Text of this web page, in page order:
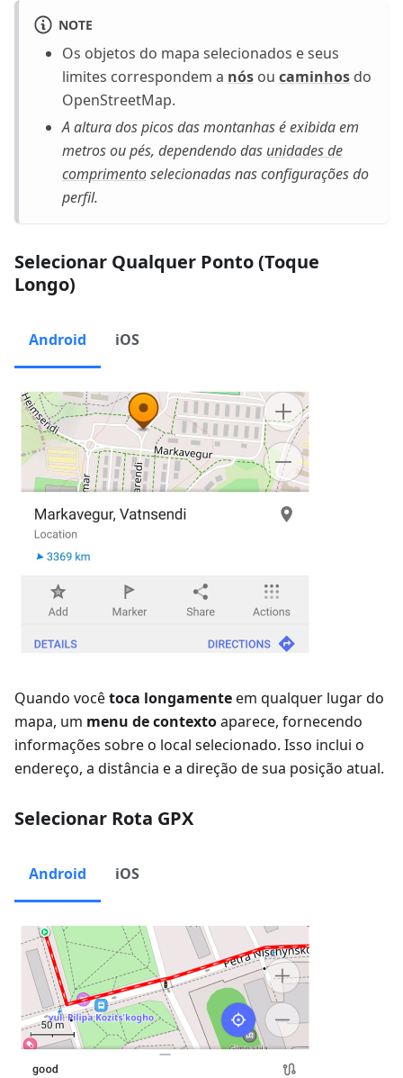
NOTE
Os objetos do mapa selecionados e seus
limites correspondem a nós ou caminhos do
OpenStreetMap.
A altura dos picos das montanhas é exibida em
metros ou pés, dependendo das unidades de
comprimentoselecionadas nas configurações do
perfil.
Selecionar Qualquer Ponto (Toque
Longo)
Android iOS
Quando vocêtoca longamenteem qualquer lugar do
mapa, um menu de contextoaparece, fornecendo
informações sobre o local selecionado. Isso inclui o
endereço, a distância e a direção de sua posição atual.
Selecionar Rota GPX
Android iOS